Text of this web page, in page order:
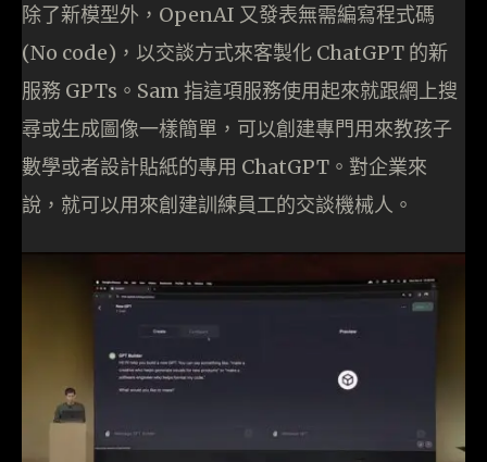
除了新模型外，OpenAI 又發表無需編寫程式碼
(No code)，以交談方式來客製化 ChatGPT 的新
服務 GPTs。Sam 指這項服務使用起來就跟網上搜
尋或生成圖像一樣簡單，可以創建專門用來教孩子
數學或者設計貼紙的專用 ChatGPT。對企業來
說，就可以用來創建訓練員工的交談機械人。